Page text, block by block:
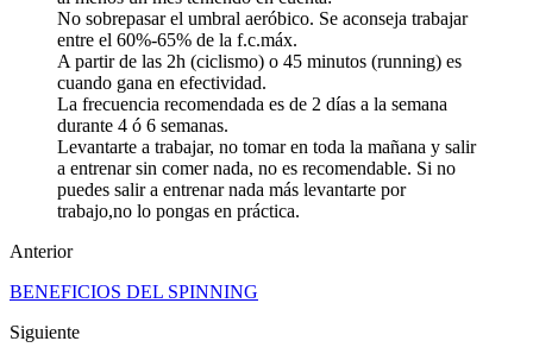
No sobrepasar el umbral aeróbico. Se aconseja trabajar
entre el 60%-65% de la f.c.máx.
A partir de las 2h (ciclismo) o 45 minutos (running) es
cuando gana en efectividad.
La frecuencia recomendada es de 2 días a la semana
durante 4 ó 6 semanas.
Levantarte a trabajar, no tomar en toda la mañana y salir
a entrenar sin comer nada, no es recomendable. Si no
puedes salir a entrenar nada más levantarte por
trabajo,no lo pongas en práctica.
Anterior
BENEFICIOS DEL SPINNING
Siguiente